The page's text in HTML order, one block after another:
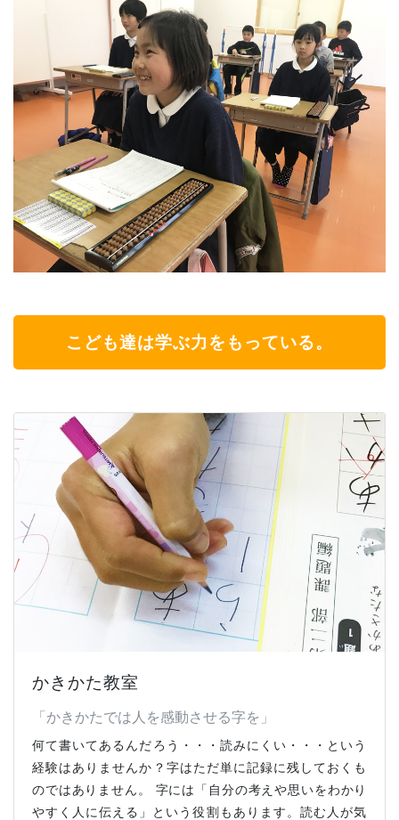
こども達は学ぶ力をもっている。
かきかた教室​
​「かきかたでは人を感動させる字を」
何て書いてあるんだろう・・・読みにくい・・・という
経験はありませんか？字はただ単に記録に残しておくも
のではありません。 字には「自分の考えや思いをわかり
やすく人に伝える」という役割もあります。 ​読む人が気